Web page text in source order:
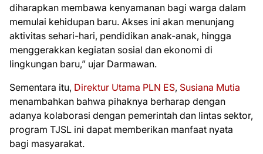
diharapkan membawa kenyamanan bagi warga dalam
memulai kehidupan baru. Akses ini akan menunjang
aktivitas sehari-hari, pendidikan anak-anak, hingga
menggerakkan kegiatan sosial dan ekonomi di
lingkungan baru,” ujar Darmawan.
Sementara itu, Direktur Utama PLN ES, Susiana Mutia
menambahkan bahwa pihaknya berharap dengan
adanya kolaborasi dengan pemerintah dan lintas sektor,
program TJSL ini dapat memberikan manfaat nyata
bagi masyarakat.